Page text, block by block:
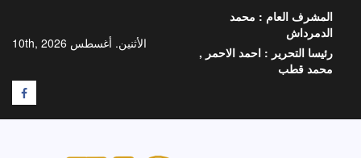
المحتوى
الأثنين. أغسطس 10th, 2026
المشرف العام : محمد
الدمرداش
رئيسا التحرير : احمد الاحمر ,
محمد قطب
F